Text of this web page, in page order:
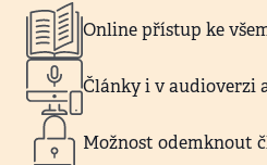
Online přístup ke
Články i v audioverzi
Možnost odemknout